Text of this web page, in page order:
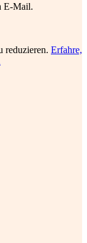
E-Mail.
reduzieren. Erfahre,